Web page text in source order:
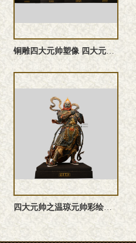
铜雕四大元帅塑像 四大元帅雕塑 四大元帅神像
四大元帅之温琼元帅‌彩绘神像